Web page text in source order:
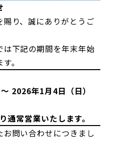
り、誠にありがとうご
下記の期間を年末年始
。
2026年1月4日（日）
通常営業いたします。
問い合わせにつきまし